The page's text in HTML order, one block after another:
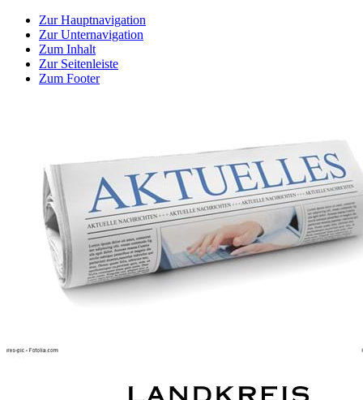
Zur Hauptnavigation
Zur Unternavigation
Zum Inhalt
Zur Seitenleiste
Zum Footer